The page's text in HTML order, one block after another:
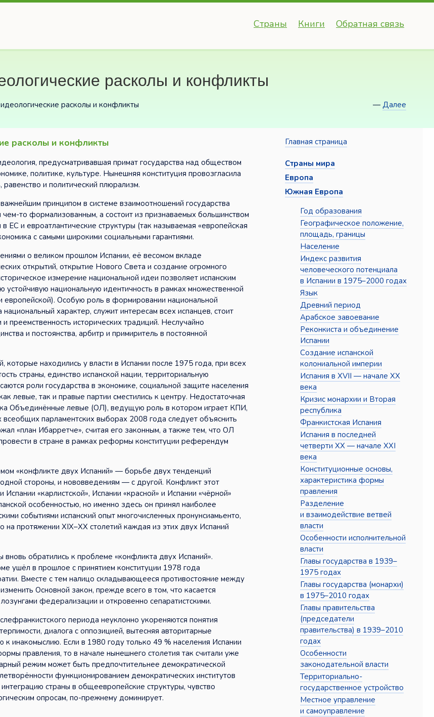
Страны Книги Обратная связь
расколы и конфликты
расколы и конфликты — Далее
расколы и конфликты
предусматривавшая примат государства над обществом
политике, культуре. Нынешняя конституция провозгласила
и политический плюрализм.
принципом в системе взаимоотношений государства
то формализованным, а состоит из признаваемых большинством
ЕС и евроатлантические структуры (так называемая «европейская
с самыми широкими социальными гарантиями.
о великом прошлом Испании, её весомом вкладе
открытий, открытие Нового Света и создание огромного
измерение национальной идеи позволяет испанским
национальную идентичность в рамках множественной
европейской). Особую роль в формировании национальной
характер, служит интересам всех испанцев, стоит
преемственность исторических традиций. Неслучайно
и постоянства, арбитр и примиритель в постоянной
находились у власти в Испании после 1975 года, при всех
страны, единство испанской нации, территориальную
роли государства в экономике, социальной защите населения
левые, так и правые партии сместились к центру. Недостаточная
Объединённые левые (ОЛ), ведущую роль в котором играет КПИ,
парламентских выборах 2008 года следует объяснить
«план Ибарретче», считая его законным, а также тем, что ОЛ
в стране в рамках реформы конституции референдум
«конфликте двух Испаний» — борьбе двух тенденций
стороны, и нововведениям — с другой. Конфликт этот
«карлистской», Испании «красной» и Испании «чёрной»
особенностью, но именно здесь он принял наиболее
событиями испанский опыт многочисленных пронунсиамьенто,
протяжении XIX–XX столетий каждая из этих двух Испаний
вновь обратились к проблеме «конфликта двух Испаний».
ушёл в прошлое с принятием конституции 1978 года
Вместе с тем налицо складывающееся противостояние между
Основной закон, прежде всего в том, что касается
федерализации и откровенно сепаратистскими.
периода неуклонно укореняются понятия
диалога с оппозицией, вытесняя авторитарные
инакомыслию. Если в 1980 году только 49 % населения Испании
правления, то в начале нынешнего столетия так считали уже
режим может быть предпочтительнее демократической
функционированием демократических институтов
страны в общеевропейские структуры, чувство
опросам, по-прежнему доминирует.
Главная страница
Страны мира
Европа
Южная Европа
Год образования
Географическое положение,
площадь, границы
Население
Индекс развития
человеческого потенциала
в Испании в 1975–2000 годах
Язык
Древний период
Арабское завоевание
Реконкиста и объединение
Испании
Создание испанской
колониальной империи
Испания в XVII — начале XX
века
Кризис монархии и Вторая
республика
Франкистская Испания
Испания в последней
четверти XX — начале XXI
века
Конституционные основы,
характеристика формы
правления
Разделение
и взаимодействие ветвей
власти
Особенности исполнительной
власти
Главы государства в 1939–
1975 годах
Главы государства (монархи)
в 1975–2010 годах
Главы правительства
(председатели
правительства) в 1939–2010
годах
Особенности
законодательной власти
Территориально-
государственное устройство
Местное управление
и самоуправление